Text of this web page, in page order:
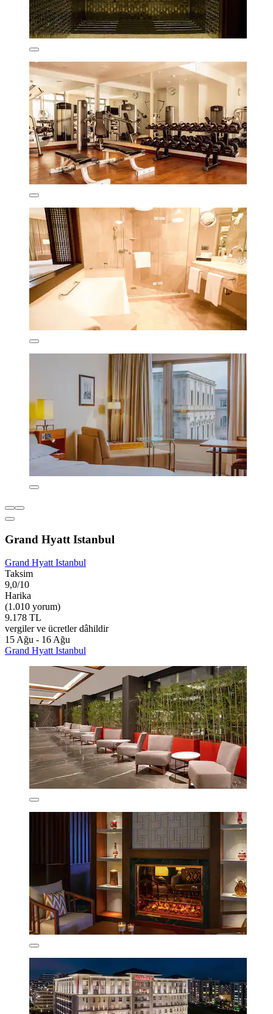
Grand Hyatt Istanbul
Grand Hyatt Istanbul
Taksim
9,0/10
Harika
(1.010 yorum)
9.178 TL
vergiler ve ücretler dâhildir
15 Ağu - 16 Ağu
Grand Hyatt Istanbul